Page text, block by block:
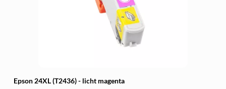
Epson 24XL (T2436) - licht magenta